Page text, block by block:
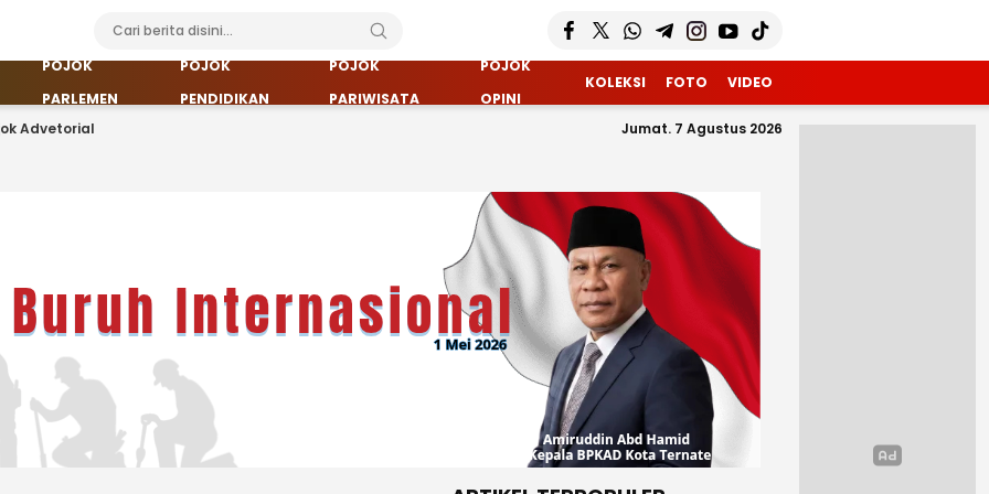
POJOK
PARLEMEN
POJOK
PENDIDIKAN
POJOK
PARIWISATA
POJOK
OPINI
KOLEKSI FOTO VIDEO
Advetorial Jumat. 7 Agustus 2026